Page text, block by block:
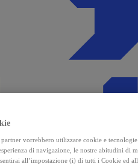
partner vorrebbero utilizzare cookie e
di navigazione, le nostre abitudini di
all’impostazione (i) di tutti i Cookie ed